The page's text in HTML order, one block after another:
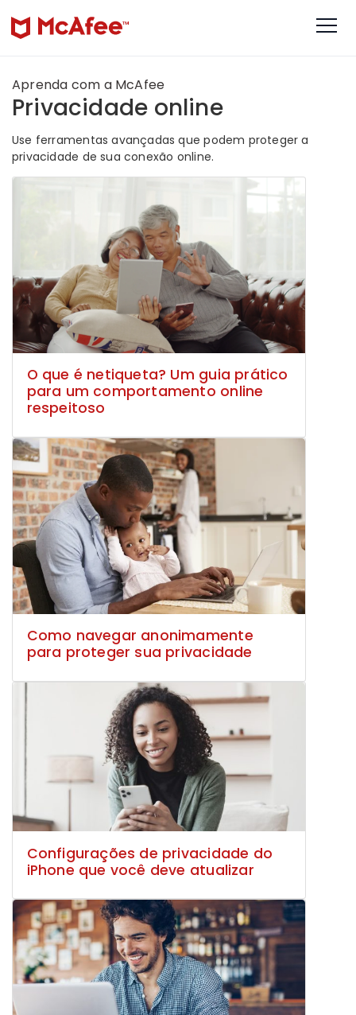
Aprenda com a McAfee
Privacidade online
Use ferramentas avançadas que podem proteger a
privacidade de sua conexão online.
O que é netiqueta? Um guia prático
para um comportamento online
respeitoso
Como navegar anonimamente
para proteger sua privacidade
Configurações de privacidade do
iPhone que você deve atualizar